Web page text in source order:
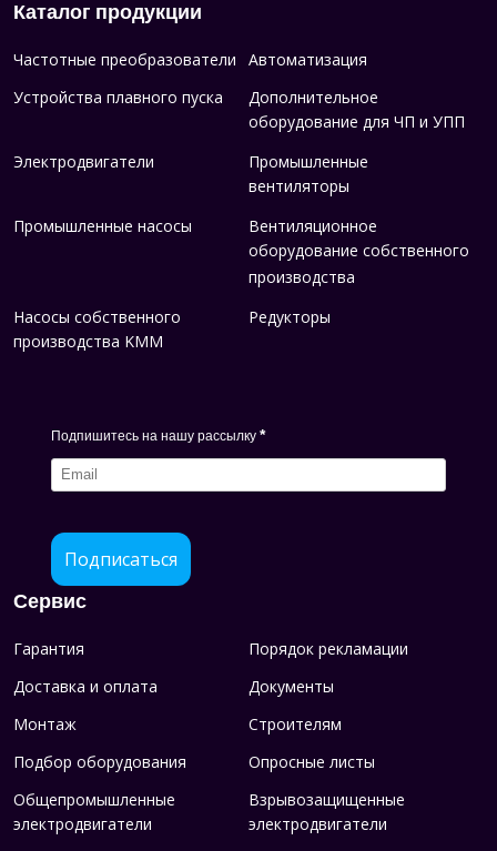
Каталог продукции
Частотные преобразователи
Автоматизация
Устройства плавного пуска
Дополнительное
оборудование для ЧП и УПП
Электродвигатели Промышленные
вентиляторы
Промышленные насосы Вентиляционное
оборудование собственного
производства
Насосы собственного
производства KMM
Редукторы
Подпишитесь на нашу рассылку *
Подписаться
Сервис
Гарантия
Порядок рекламации
Доставка и оплата
Документы
Монтаж
Строителям
Подбор оборудования
Опросные листы
Общепромышленные
электродвигатели
Взрывозащищенные
электродвигатели